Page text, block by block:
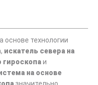
основе технологии
искатель севера на
гироскопаи
на основе